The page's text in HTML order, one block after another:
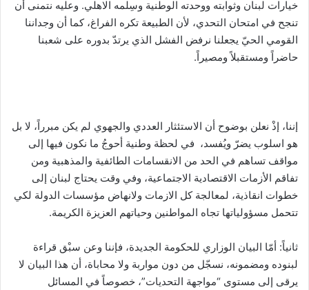
خيارات لبنان وثوابته ووحدته الوطنية وسِلمه الاهلي. وعليه نتمنى أن
تنجح في امتحان التحدي، لأن الطبيعة تكره الفراغ، كما أن وجداننا
القومي الحيّ يجعلنا نرفض الفشل الذي يرتدّ بدوره على شعبنا
حاضراً ومستقبلاً ومصيراً.
إننا، إذْ نعلن بوضوح أن الاستئثار العددي والجهوي لم يكن مبرراً، لا بل
هو اسلوب يضرّ ويُفسد، في لحظة وطنية أحوجُ ما نكون فيها إلى
مواقف تساهم في الحد من الانقسامات الطائفية والمذهبية ومن
تفاقم الأزمات الاقتصادية الاجتماعية، وفي وقت يحتاج لبنان إلى
خطوات انقاذية، لمعالجة كل الازمات ولانهاض مؤسسات الدولة لكي
تتحمل مسؤولياتها تجاه المواطنين وحياتهم العزيزة الكريمة.
ثانياً: أمّا البيان الوزاري للحكومة الجديدة، فإننا وعن سبْق قراءة
لبنوده ومضمونه، نسجّل من دون مواربة ولا محاباة، أن هذا البيان لا
يرقى إلى مستوى “مواجهة التحديات”، خصوصاً في المسائل